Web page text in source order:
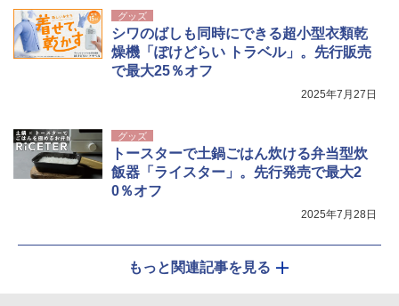
グッズ
シワのばしも同時にできる超小型衣類乾
燥機「ぽけどらい トラベル」。先行販売
で最大25％オフ
2025年7月27日
グッズ
トースターで土鍋ごはん炊ける弁当型炊
飯器「ライスター」。先行発売で最大2
0％オフ
2025年7月28日
もっと関連記事を見る